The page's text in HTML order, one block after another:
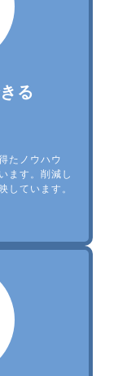
る
たノウハウ
ます。削減し
しています。